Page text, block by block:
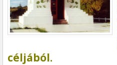
céljából.